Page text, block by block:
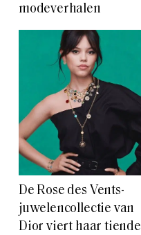
modeverhalen
De Rose des Vents-
juwelencollectie van
Dior viert haar tiende